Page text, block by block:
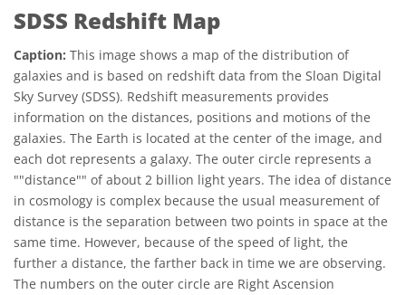
SDSS Redshift Map
Caption: This image shows a map of the distribution of
galaxies and is based on redshift data from the Sloan Digital
Sky Survey (SDSS). Redshift measurements provides
information on the distances, positions and motions of the
galaxies. The Earth is located at the center of the image, and
each dot represents a galaxy. The outer circle represents a
""distance"" of about 2 billion light years. The idea of distance
in cosmology is complex because the usual measurement of
distance is the separation between two points in space at the
same time. However, because of the speed of light, the
further a distance, the farther back in time we are observing.
The numbers on the outer circle are Right Ascension